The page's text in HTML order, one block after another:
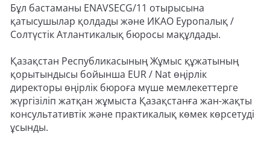
Бұл бастаманы ENAVSECG/11 отырысына
қатысушылар қолдады және ИКАО Еуропалық /
Солтүстік Атлантикалық бюросы мақұлдады.
Қазақстан Республикасының Жұмыс құжатының
қорытындысы бойынша EUR / Nat өңірлік
директоры өңірлік бюроға мүше мемлекеттерге
жүргізіліп жатқан жұмыста Қазақстанға жан-жақты
консультативтік және практикалық көмек көрсетуді
ұсынды.